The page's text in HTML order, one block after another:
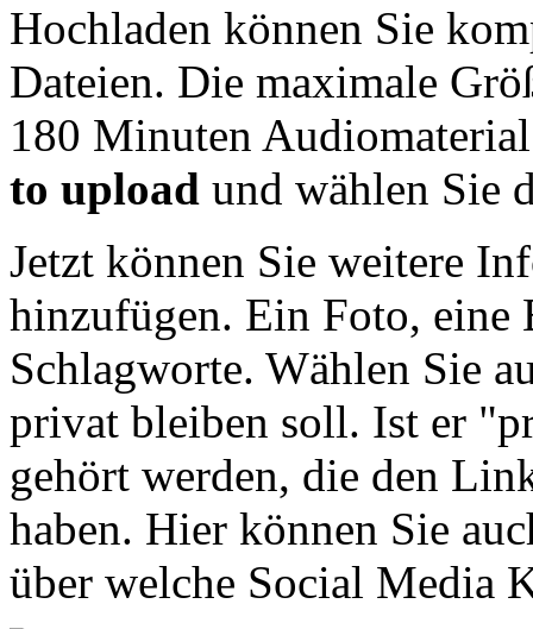
Hochladen können Sie
Dateien. Die maximale
180 Minuten
to upload und wählen Sie
Jetzt können Sie weitere
hinzufügen. Ein Foto, eine
Schlagworte. Wählen Sie
privat bleiben soll. Ist er
gehört werden, die den
haben. Hier können Sie
über welche Social Media